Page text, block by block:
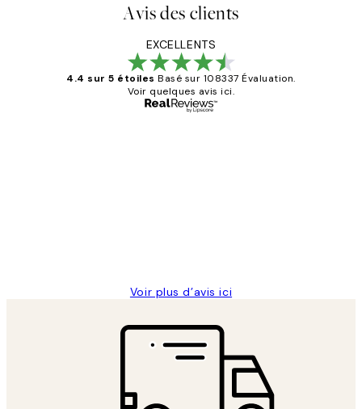
Avis des clients
EXCELLENTS
4.4 sur 5 étoiles Basé sur 108337 Évaluation.
Voir quelques avis ici.
Voir plus d’avis ici